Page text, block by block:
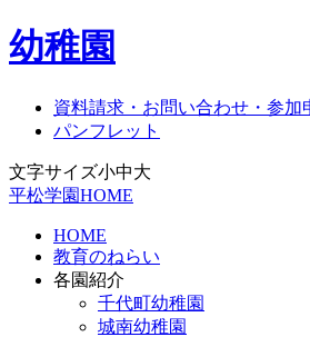
幼稚園
資料請求・お問い合わせ・参加
パンフレット
文字サイズ小中大
平松学園HOME
HOME
教育のねらい
各園紹介
千代町幼稚園
城南幼稚園